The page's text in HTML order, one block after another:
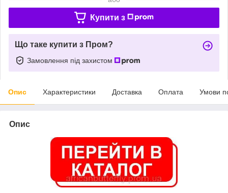
Купити з
Що таке купити з Пром?
Замовлення під захистом
Опис Характеристики Доставка Оплата Умови
Опис